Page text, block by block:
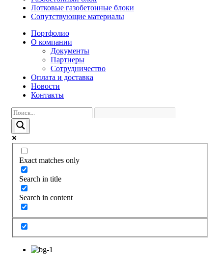
Лотковые газобетонные блоки
Сопутствующие материалы
Портфолио
О компании
Документы
Партнеры
Сотрудничество
Оплата и доставка
Новости
Контакты
Exact matches only
Search in title
Search in content